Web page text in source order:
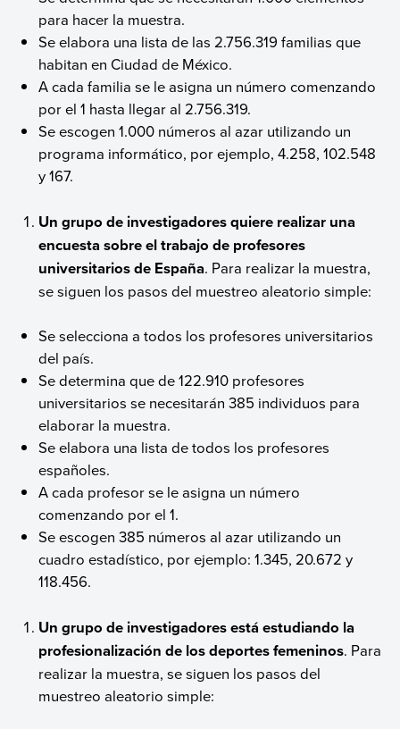
para hacer la muestra.
Se elabora una lista de las 2.756.319 familias que
habitan en Ciudad de México.
A cada familia se le asigna un número comenzando
por el 1 hasta llegar al 2.756.319.
Se escogen 1.000 números al azar utilizando un
programa informático, por ejemplo, 4.258, 102.548
y 167.
Un grupo de investigadores quiere realizar una
encuesta sobre el trabajo de profesores
universitarios de España. Para realizar la muestra,
se siguen los pasos del muestreo aleatorio simple:
Se selecciona a todos los profesores universitarios
del país.
Se determina que de 122.910 profesores
universitarios se necesitarán 385 individuos para
elaborar la muestra.
Se elabora una lista de todos los profesores
españoles.
A cada profesor se le asigna un número
comenzando por el 1.
Se escogen 385 números al azar utilizando un
cuadro estadístico, por ejemplo: 1.345, 20.672 y
118.456.
Un grupo de investigadores está estudiando la
profesionalización de los deportes femeninos. Para
realizar la muestra, se siguen los pasos del
muestreo aleatorio simple: